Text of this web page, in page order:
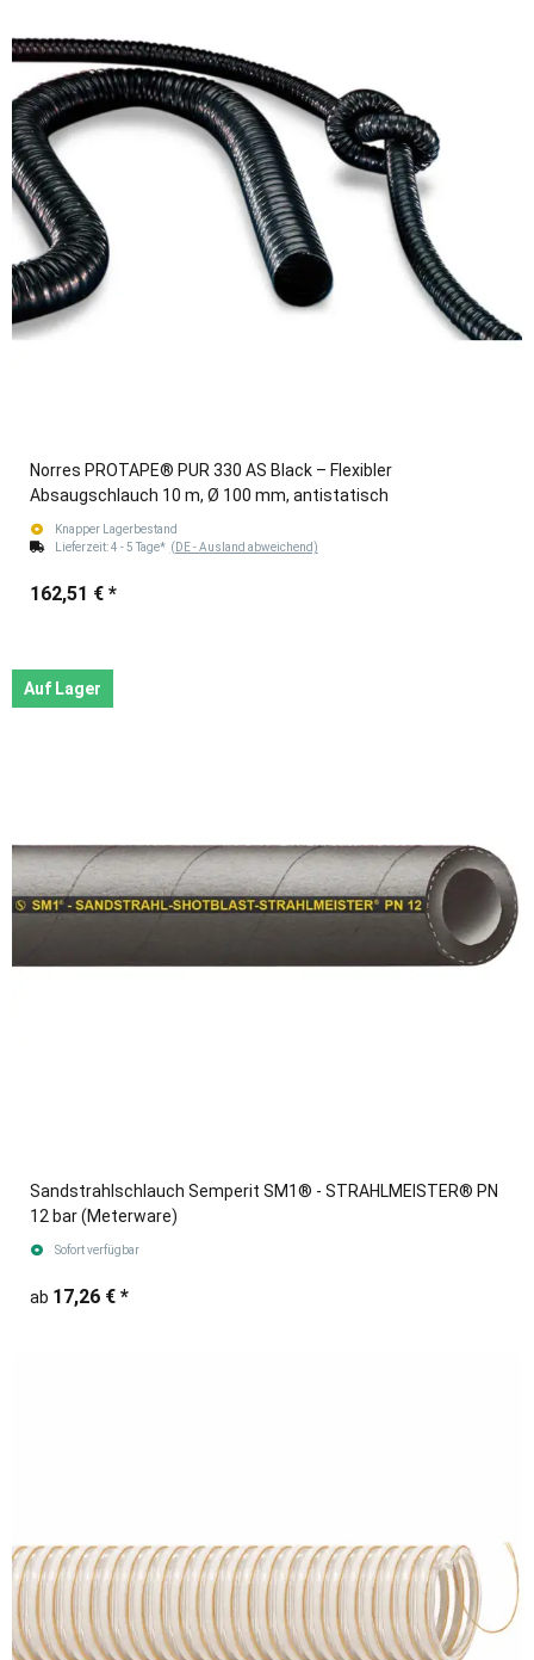
Norres PROTAPE® PUR 330 AS Black – Flexibler
Absaugschlauch 10 m, Ø 100 mm, antistatisch
Knapper Lagerbestand
Lieferzeit:4 - 5 Tage* (DE - Ausland abweichend)
162,51 € *
Auf Lager
Sandstrahlschlauch Semperit SM1® - STRAHLMEISTER® PN
12 bar (Meterware)
Sofort verfügbar
ab 17,26 € *